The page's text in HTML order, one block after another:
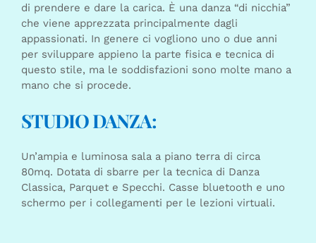
di prendere e dare la carica. È una danza “di nicchia”
che viene apprezzata principalmente dagli
appassionati. In genere ci vogliono uno o due anni
per sviluppare appieno la parte fisica e tecnica di
questo stile, ma le soddisfazioni sono molte mano a
mano che si procede.
STUDIO DANZA:
Un’ampia e luminosa sala a piano terra di circa
80mq. Dotata di sbarre per la tecnica di Danza
Classica, Parquet e Specchi. Casse bluetooth e uno
schermo per i collegamenti per le lezioni virtuali.